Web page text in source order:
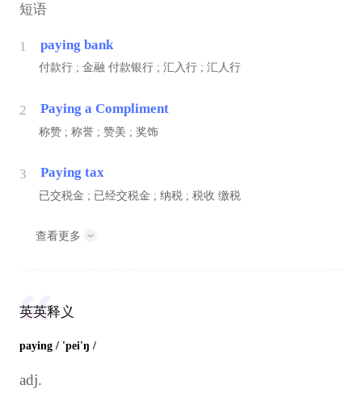
短语
1 paying bank
付款行 ; 金融 付款银行 ; 汇入行 ; 汇人行
2 Paying a Compliment
称赞 ; 称誉 ; 赞美 ; 奖饰
3 Paying tax
已交税金 ; 已经交税金 ; 纳税 ; 税收 缴税
查看更多
英英释义
paying / 'pei'ŋ /
adj.